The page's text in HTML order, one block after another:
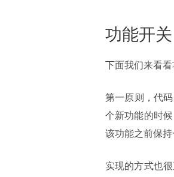
功能开关
下面我们来看看
第一原则，代
个新功能的时
该功能之前保
实现的方式也